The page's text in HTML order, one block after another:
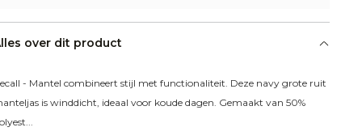
over dit product
- Mantel combineert stijl met functionaliteit. Deze navy grote ruit
is winddicht, ideaal voor koude dagen. Gemaakt van 50%